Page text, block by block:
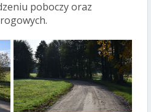
poboczy oraz